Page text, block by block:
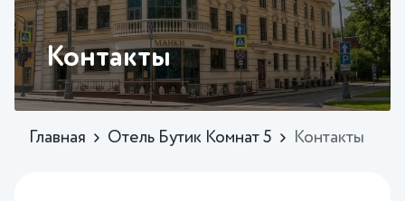
Контакты
Главная Отель Бутик Комнат 5 Контакты